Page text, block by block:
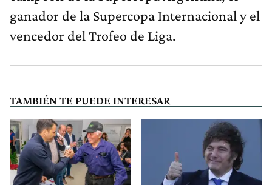
ganador de la Supercopa Internacional y el
vencedor del Trofeo de Liga.
TAMBIÉN TE PUEDE INTERESAR